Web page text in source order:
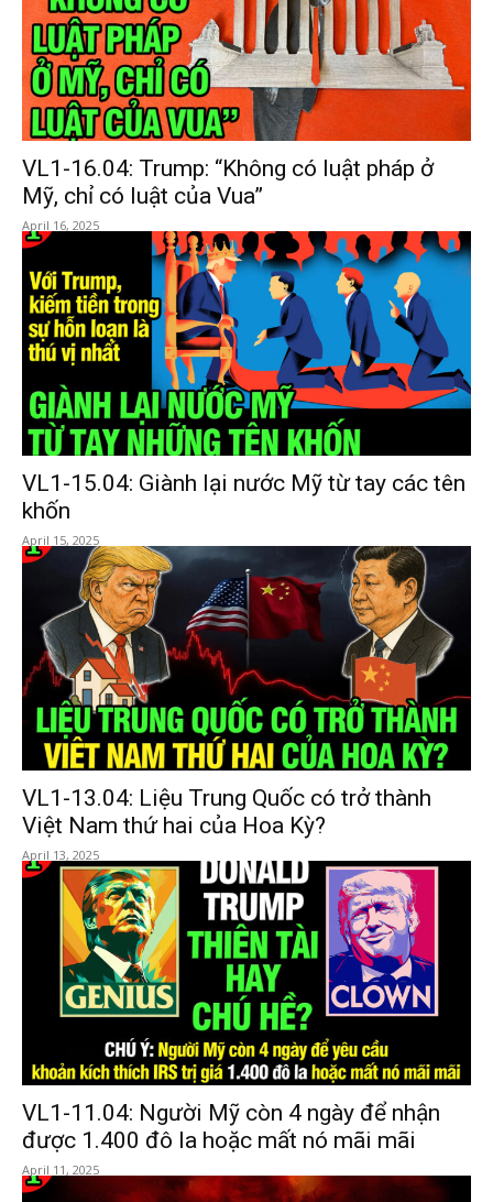
VL1-16.04: Trump: “Không có luật pháp ở
Mỹ, chỉ có luật của Vua”
April 16, 2025
VL1-15.04: Giành lại nước Mỹ từ tay các tên
khốn
April 15, 2025
VL1-13.04: Liệu Trung Quốc có trở thành
Việt Nam thứ hai của Hoa Kỳ?
April 13, 2025
VL1-11.04: Người Mỹ còn 4 ngày để nhận
được 1.400 đô la hoặc mất nó mãi mãi
April 11, 2025